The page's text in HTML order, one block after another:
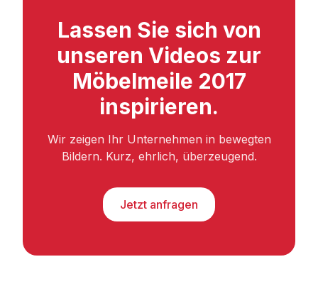
Lassen Sie sich von
unseren Videos zur
Möbelmeile 2017
inspirieren.
Wir zeigen Ihr Unternehmen in bewegten
Bildern. Kurz, ehrlich, überzeugend.
Jetzt anfragen